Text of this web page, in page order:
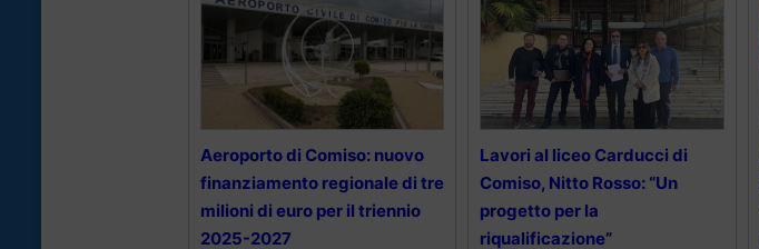
Aeroporto di Comiso: nuovo
finanziamento regionale di tre
milioni di euro per il triennio
2025-2027
Lavori al liceo Carducci di
Comiso, Nitto Rosso: “Un
progetto per la
riqualificazione”